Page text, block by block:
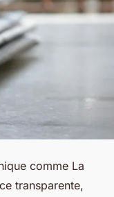
comme La
transparente,